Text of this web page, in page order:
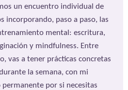
un encuentro individual de
incorporando, paso a paso, las
mental: escritura,
y mindfulness. Entre
vas a tener prácticas concretas
la semana, con mi
por si necesitas